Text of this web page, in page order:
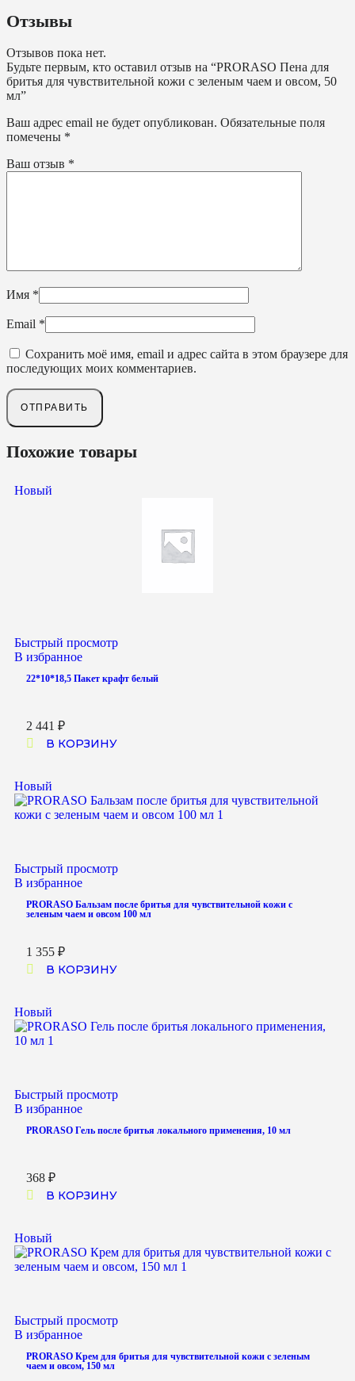
Отзывы
Отзывов пока нет.
Будьте первым, кто оставил отзыв на “PRORASO Пена для
бритья для чувствительной кожи с зеленым чаем и овсом, 50
мл”
Ваш адрес email не будет опубликован. Обязательные поля
помечены *
Ваш отзыв *
Имя *
Email *
Сохранить моё имя, email и адрес сайта в этом браузере для
последующих моих комментариев.
Похожие товары
Новый
Быстрый просмотр
В избранное
22*10*18,5 Пакет крафт белый
2 441 ₽
В КОРЗИНУ
Новый
Быстрый просмотр
В избранное
PRORASO Бальзам после бритья для чувствительной кожи с
зеленым чаем и овсом 100 мл
1 355 ₽
В КОРЗИНУ
Новый
Быстрый просмотр
В избранное
PRORASO Гель после бритья локального применения, 10 мл
368 ₽
В КОРЗИНУ
Новый
Быстрый просмотр
В избранное
PRORASO Крем для бритья для чувствительной кожи с зеленым
чаем и овсом, 150 мл